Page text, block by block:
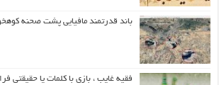
باند قدرتمند مافیایی پشت صحنه
فقیه غایب ، بازی با کلمات یا حقیقتی